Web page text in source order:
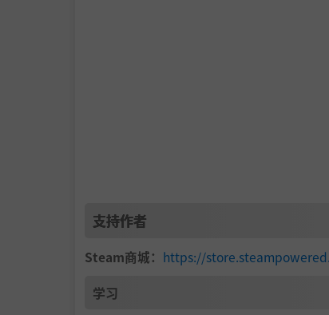
支持作者
Steam商城： https://
学习